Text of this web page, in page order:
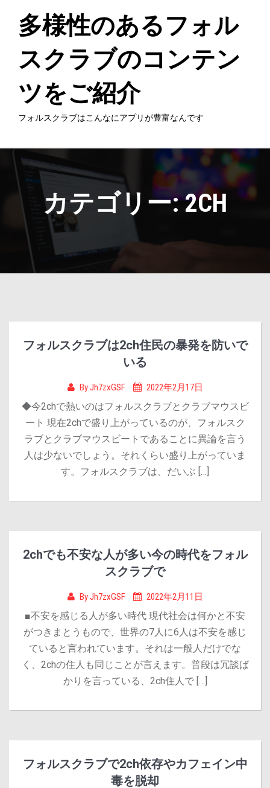
content多様性のあるフォル
スクラブのコンテン
ツをご紹介
フォルスクラブはこんなにアプリが豊富なんです
カテゴリー:2CH
フォルスクラブは2ch住民の暴発を防いで
いる
ByJh7zxGSF 2022年2月17日
◆今2chで熱いのはフォルスクラブとクラブマウスビ
ート 現在2chで盛り上がっているのが、フォルスク
ラブとクラブマウスビートであることに異論を言う
人は少ないでしょう。それくらい盛り上がっていま
す。フォルスクラブは、だいぶ […]
2chでも不安な人が多い今の時代をフォル
スクラブで
ByJh7zxGSF 2022年2月11日
■不安を感じる人が多い時代 現代社会は何かと不安
がつきまとうもので、世界の7人に6人は不安を感じ
ていると言われています。それは一般人だけでな
く、2chの住人も同じことが言えます。普段は冗談ば
かりを言っている、2ch住人で […]
フォルスクラブで2ch依存やカフェイン中
毒を脱却